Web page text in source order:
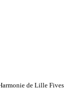
de Lille Fives